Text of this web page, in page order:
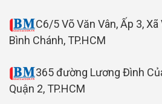
C6/5 Võ Văn Vân, Ấp 3,
Bình Chánh, TP.HCM
365 đường Lương Đình
Quận 2, TP.HCM